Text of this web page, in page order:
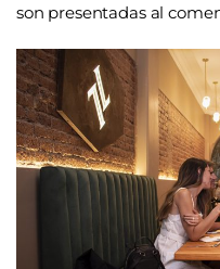
son presentadas al